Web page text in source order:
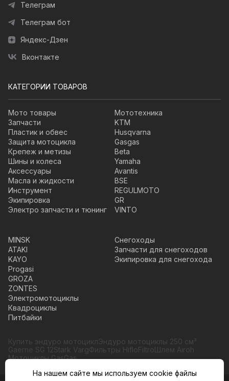
Телеграм
Телеграм бот
Яндекс-Дзен
Вконтакте
КАТЕГОРИИ ТОВАРОВ
Мото товары
Запчасти
Пластик и обвес
Защита мотоцикла
Крепеж и метизы
Шины и колеса
Аксессуары
Масла и жидкости
Инструмент
Экипировка
Электро запчасти и тюнинг
Мототехника
KTM
Husqvarna
Gasgas
Beta
Yamaha
Avantis
BSE
REGULMOTO
GR
VINTO
MINSK
ATAKI
KAYO
Progasi
GROZA
ZONTES
Электромотоциклы
Квадроциклы
Питбайки
Снегоходы
Запчасти для снегоходов
Экипировка для снегохода
Купить эндуро мотоциклЭндуро мотоциклы 250 см³
Gaerne SG 12Stark VargФильтры HifloFiltroШлем Airoh
Мотоциклы GasGas
На нашем сайте мы используем cookie файлы